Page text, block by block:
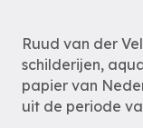
Ruud van der
schilderijen,
papier van
uit de periode